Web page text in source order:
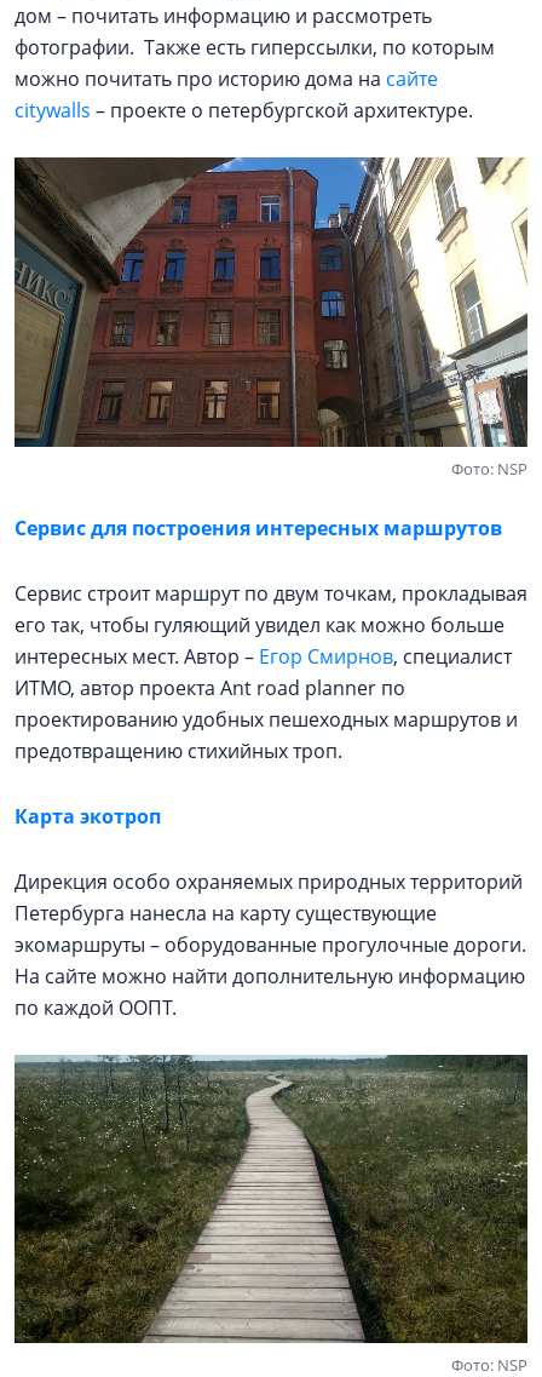
дом – почитать информацию и рассмотреть
фотографии. Также есть гиперссылки, по которым
можно почитать про историю дома на сайте
citywalls – проекте о петербургской архитектуре.
Фото: NSP
Сервис для построения интересных маршрутов
Сервис строит маршрут по двум точкам, прокладывая
его так, чтобы гуляющий увидел как можно больше
интересных мест. Автор – Егор Смирнов, специалист
ИТМО, автор проекта Ant road planner по
проектированию удобных пешеходных маршрутов и
предотвращению стихийных троп.
Карта экотроп
Дирекция особо охраняемых природных территорий
Петербурга нанесла на карту существующие
экомаршруты – оборудованные прогулочные дороги.
На сайте можно найти дополнительную информацию
по каждой ООПТ.
Фото: NSP